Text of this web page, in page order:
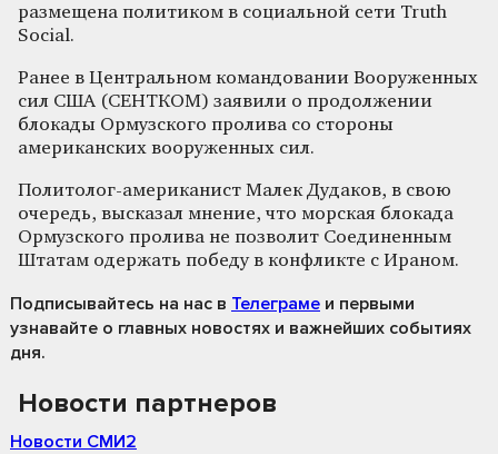
размещена политиком в социальной сети Truth
Social.
Ранее в Центральном командовании Вооруженных
сил США (СЕНТКОМ) заявили о продолжении
блокады Ормузского пролива со стороны
американских вооруженных сил.
Политолог-американист Малек Дудаков, в свою
очередь, высказал мнение, что морская блокада
Ормузского пролива не позволит Соединенным
Штатам одержать победу в конфликте с Ираном.
Подписывайтесь на нас в Телеграме и первыми
узнавайте о главных новостях и важнейших событиях
дня.
Новости партнеров
Новости СМИ2